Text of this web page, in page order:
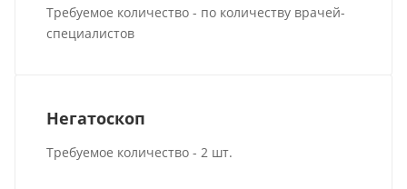
Требуемое количество - по количеству врачей-
специалистов
Негатоскоп
Требуемое количество - 2 шт.